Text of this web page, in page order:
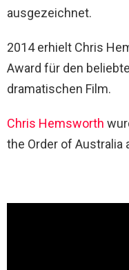
ausgezeichnet.
2014 erhielt Chris
Award für den
dramatischen Film.
Chris Hemsworth
the Order of Australia